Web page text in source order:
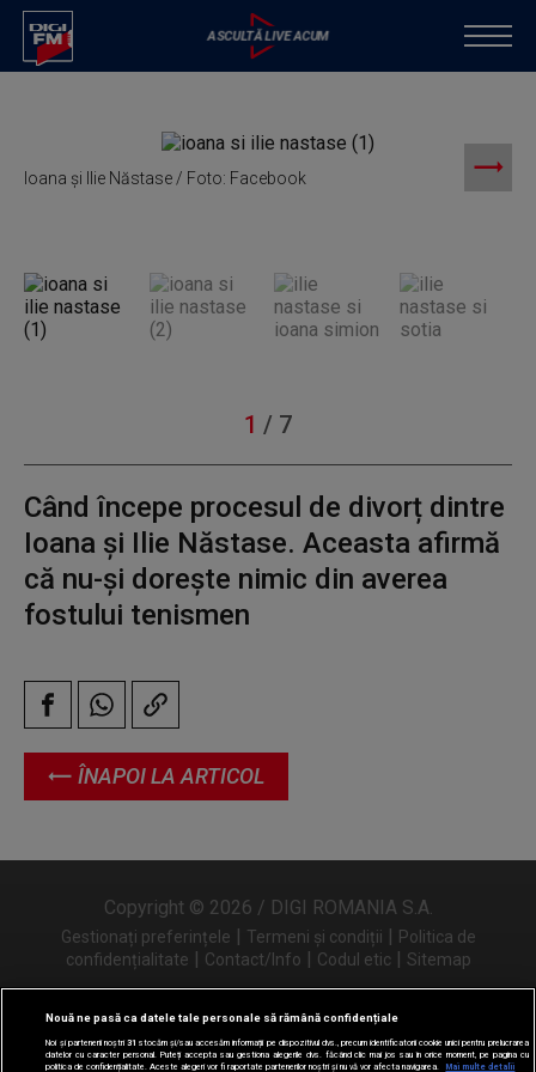
Ioana și Ilie Năstase / Foto: Facebook
ÎNAPOI LA ARTICOL
1 / 7
Când începe procesul de divorț dintre
Ioana și Ilie Năstase. Aceasta afirmă
că nu-și dorește nimic din averea
fostului tenismen
Copyright © 2026 / DIGI ROMANIA S.A.
Gestionați preferințele | Termeni și condiții | Politica de
confidențialitate | Contact/Info | Codul etic | Sitemap
Urmărește-ne și pe
Nouă ne pasă ca datele tale personale să rămână confidențiale
Noi și partenerii noștri31 stocăm și/sau accesăm informații pe dispozitivul dvs., precum identificatorii cookie unici pentru prelucrarea
datelor cu caracter personal. Puteți accepta sau gestiona alegerile dvs. făcând clic mai jos sau în orice moment, pe pagina cu
politica de confidențialitate. Aceste alegeri vor fi raportate partenerilor noștri și nu vă vor afecta navigarea.
Mai multe detalii